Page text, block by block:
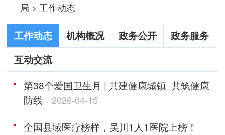
局 > 工作动态
工作动态 机构概况 政务公开
政务服务
互动交流
第38个爱国卫生月 | 共建健康城镇 共筑健康
防线
2026-04-15
全国县域医疗榜样，吴川1人1医院上榜！